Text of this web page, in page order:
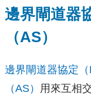
邊界閘道器
（AS）
邊界閘道器協定（
（AS） 用來互相